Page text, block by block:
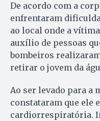
De acordo com a
enfrentaram
ao local onde a
auxílio de pessoas
bombeiros
retirar o jovem da
Ao ser levado para a
constataram que ele
cardiorrespiratória.